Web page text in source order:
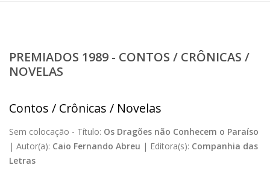
PREMIADOS 1989 - CONTOS / CRÔNICAS /
NOVELAS
Contos / Crônicas / Novelas
Sem colocação - Título: Os Dragões não Conhecem o Paraíso
| Autor(a): Caio Fernando Abreu | Editora(s): Companhia das
Letras